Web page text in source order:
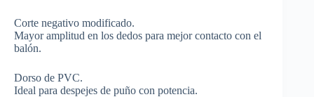
Corte negativo modificado.
Mayor amplitud en los dedos para mejor contacto con el
balón.
Dorso de PVC.
Ideal para despejes de puño con potencia.